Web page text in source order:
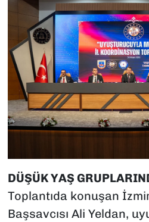
DÜŞÜK YAŞ
Toplantıda konuşan
Başsavcısı Ali Yeldan,